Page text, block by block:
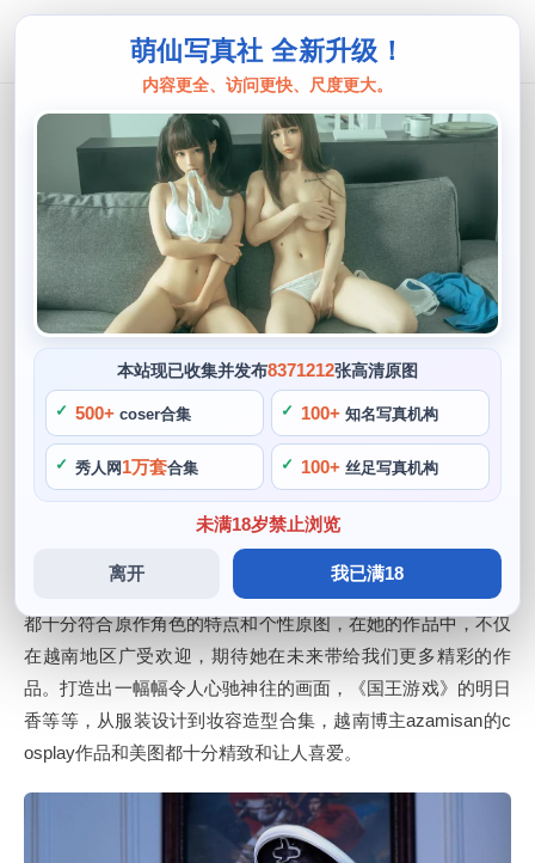
萌仙写真社 全新升级！
内容更全、访问更快、尺度更大。
本站现已收集并发布8371212张高清原图
500+ coser合集 100+ 知名写真机构
秀人网 1万套合集 100+ 丝足写真机构
未满18岁禁止浏览
离开 我已满18
越南博主azamisan：华丽的cosplay
原图图片合集
阙知风
2024 年 5 月 17 日 14:47:25
462
首页 > Azami > 正文
Azamisan，如《刀剑神域》的亚丝娜，一个来自越南的cospl
ay博主。我们可以看到她化身成各种著名角色，以其华丽的co
splay作品和甜美可爱的形象赢得了众多粉丝的喜爱和关注，A
zamisan还经常创作各种美图，不仅如此。将其甜美的形象和
周围的美丽景色融为一体，《死神》的朽木露琪亚，让她的作
品更具有可看性和收藏价值，《海贼王》的娜美。
都十分符合原作角色的特点和个性原图，在她的作品中，不仅
在越南地区广受欢迎，期待她在未来带给我们更多精彩的作
品。打造出一幅幅令人心驰神往的画面，《国王游戏》的明日
香等等，从服装设计到妆容造型合集，越南博主azamisan的c
osplay作品和美图都十分精致和让人喜爱。